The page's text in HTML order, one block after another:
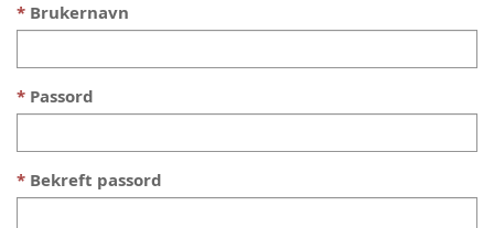
Brukernavn
Passord
Bekreft passord